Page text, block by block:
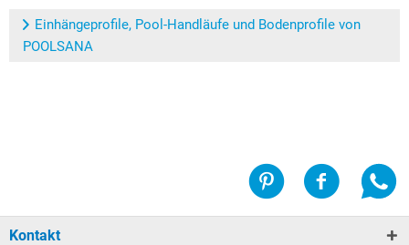
Einhängeprofile, Pool-Handläufe und Bodenprofile von
POOLSANA
Kontakt